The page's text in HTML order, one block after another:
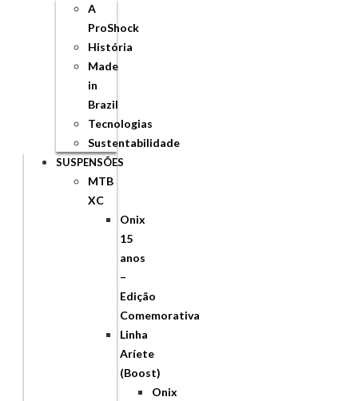
A
ProShock
História
Made
in
Brazil
Tecnologias
Sustentabilidade
SUSPENSÕES
MTB
XC
Onix
15
anos
–
Edição
Comemorativa
Linha
Aríete
(Boost)
Onix